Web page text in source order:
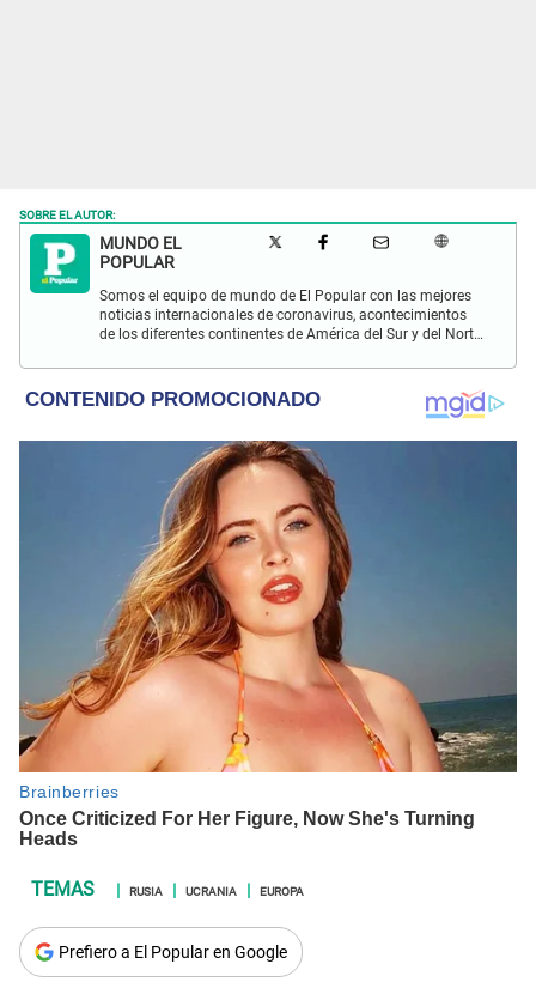
SOBRE EL AUTOR:
MUNDO EL
POPULAR
Somos el equipo de mundo de El Popular con las mejores
noticias internacionales de coronavirus, acontecimientos
de los diferentes continentes de América del Sur y del Norte,
RUSIA UCRANIA EUROPA
Prefiero a El Popular en Google